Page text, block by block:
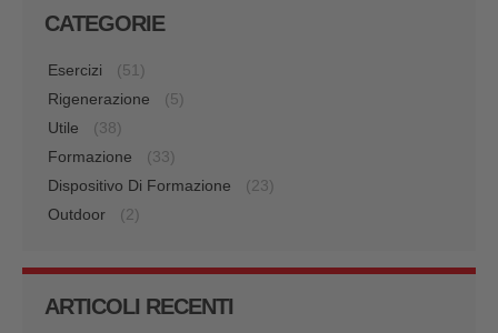
CATEGORIE
Esercizi
(51)
Rigenerazione
(5)
Utile
(38)
Formazione
(33)
Dispositivo Di Formazione
(23)
Outdoor
(2)
ARTICOLI RECENTI